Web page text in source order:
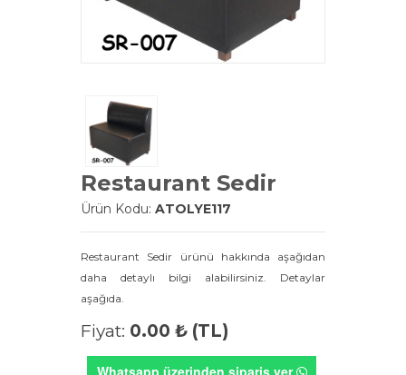
Restaurant Sedir
Ürün Kodu: ATOLYE117
Restaurant Sedir ürünü hakkında aşağıdan
daha detaylı bilgi alabilirsiniz. Detaylar
aşağıda.
Fiyat: 0.00 ₺ (TL)